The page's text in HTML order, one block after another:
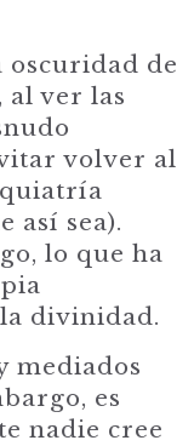
oscuridad de
al ver las
volver al
así sea).
lo que ha
divinidad.
mediados
es
nadie cree